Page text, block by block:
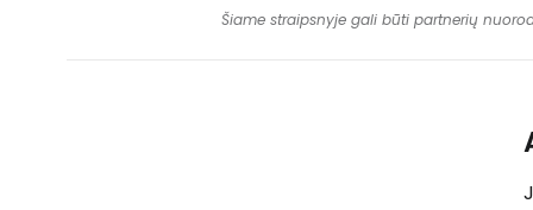
Šiame straipsnyje gali būti partnerių